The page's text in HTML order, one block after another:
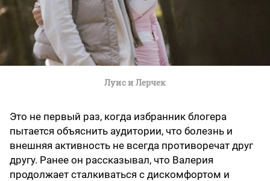
Луис и Лерчек
Это не первый раз, когда избранник блогера
пытается объяснить аудитории, что болезнь и
внешняя активность не всегда противоречат друг
другу. Ранее он рассказывал, что Валерия
продолжает сталкиваться с дискомфортом и